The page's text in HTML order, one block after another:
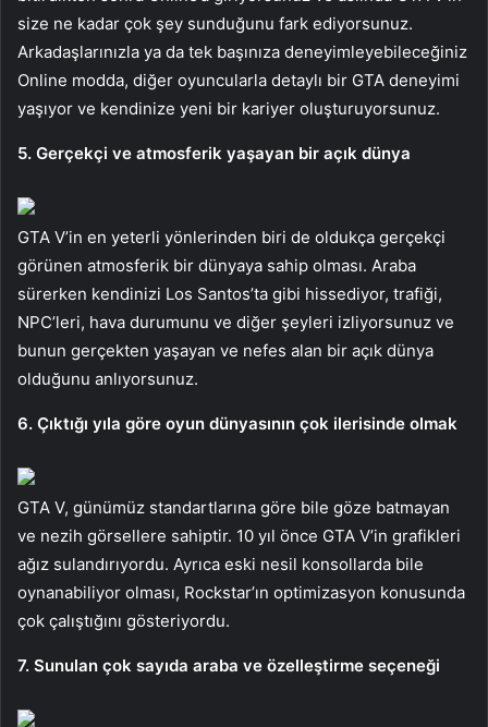
size ne kadar çok şey sunduğunu fark ediyorsunuz.
Arkadaşlarınızla ya da tek başınıza deneyimleyebileceğiniz
Online modda, diğer oyuncularla detaylı bir GTA deneyimi
yaşıyor ve kendinize yeni bir kariyer oluşturuyorsunuz.
5. Gerçekçi ve atmosferik yaşayan bir açık dünya
GTA V’in en yeterli yönlerinden biri de oldukça gerçekçi
görünen atmosferik bir dünyaya sahip olması. Araba
sürerken kendinizi Los Santos’ta gibi hissediyor, trafiği,
NPC’leri, hava durumunu ve diğer şeyleri izliyorsunuz ve
bunun gerçekten yaşayan ve nefes alan bir açık dünya
olduğunu anlıyorsunuz.
6. Çıktığı yıla göre oyun dünyasının çok ilerisinde olmak
GTA V, günümüz standartlarına göre bile göze batmayan
ve nezih görsellere sahiptir. 10 yıl önce GTA V’in grafikleri
ağız sulandırıyordu. Ayrıca eski nesil konsollarda bile
oynanabiliyor olması, Rockstar’ın optimizasyon konusunda
çok çalıştığını gösteriyordu.
7. Sunulan çok sayıda araba ve özelleştirme seçeneği